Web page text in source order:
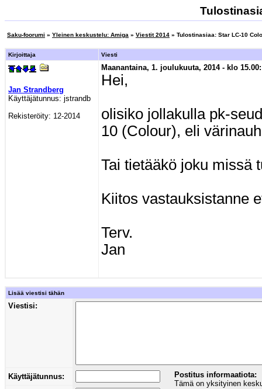
Saku-foorumi » Yleinen keskustelu: Amiga » Viestit 2014 » Tulostinasiaa: Star LC-10
Kirjoittaja Viesti
Jan Strandberg
Käyttäjätunnus: jstrandb
Rekisteröity: 12-2014
Maanantaina, 1. joulukuuta, 2014 - klo 15.00:
Hei,
olisiko jollakulla pk-
10 (Colour), eli
Tai tietääkö joku missä
Kiitos vastauksistanne
Terv.
Jan
Lisää viestisi tähän
Viestisi:
Käyttäjätunnus:
Postitus informaatiota:
Tämä on yksityinen